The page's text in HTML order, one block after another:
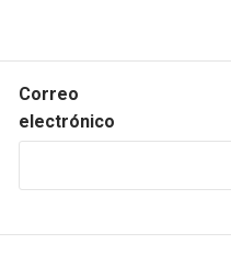
Correo
electrónico